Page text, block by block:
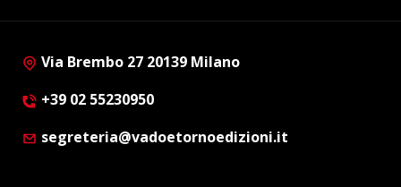
Via Brembo 27 20139 Milano
+39 02 55230950
segreteria@vadoetornoedizioni.it